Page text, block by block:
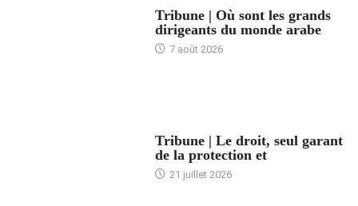
Tribune | Où sont les grands
dirigeants du monde arabe
7 août 2026
Tribune | Le droit, seul garant
de la protection et
21 juillet 2026